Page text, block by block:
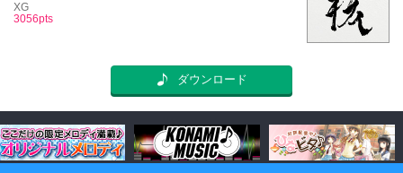
XG
3056pts
ダウンロード